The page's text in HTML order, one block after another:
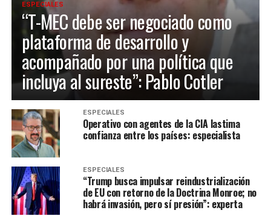
ESPECIALES
“T-MEC debe ser negociado como
plataforma de desarrollo y
acompañado por una política que
incluya al sureste”: Pablo Cotler
ESPECIALES
Operativo con agentes de la CIA lastima
confianza entre los países: especialista
ESPECIALES
“Trump busca impulsar reindustrialización
de EU con retorno de la Doctrina Monroe; no
habrá invasión, pero sí presión”: experta